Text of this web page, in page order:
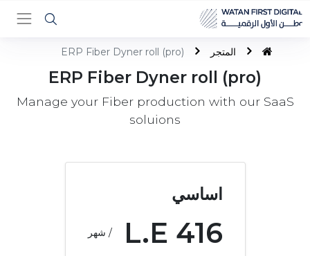
المتجر ERP Fiber Dyner roll (pro)
ERP Fiber Dyner roll (pro)
Manage your Fiber production with our SaaS
soluions
اساسي
416
L.E / شهر